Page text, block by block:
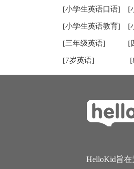
[小学生英语口语] [
[小学生英语教育] [
[三年级英语] [
[7岁英语]
HelloKid旨